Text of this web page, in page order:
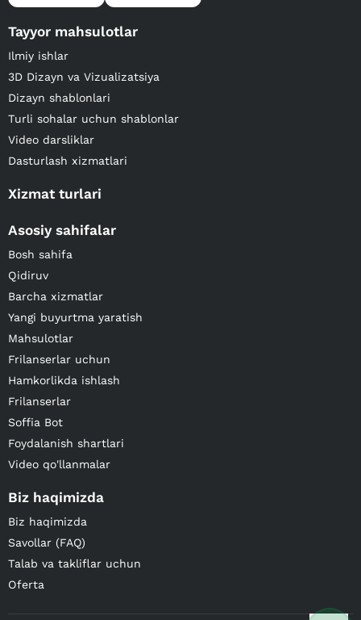
Tayyor mahsulotlar
Ilmiy ishlar
3D Dizayn va Vizualizatsiya
Dizayn shablonlari
Turli sohalar uchun shablonlar
Video darsliklar
Dasturlash xizmatlari
Xizmat turlari
Asosiy sahifalar
Bosh sahifa
Qidiruv
Barcha xizmatlar
Yangi buyurtma yaratish
Mahsulotlar
Frilanserlar uchun
Hamkorlikda ishlash
Frilanserlar
Soffia Bot
Foydalanish shartlari
Video qo'llanmalar
Biz haqimizda
Biz haqimizda
Savollar (FAQ)
Talab va takliflar uchun
Oferta